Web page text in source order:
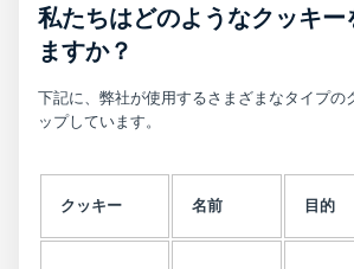
私たちはどのようなクッキ
ますか？
下記に、弊社が使用するさまざまなタイプの
ップしています。
クッキー 名前 目的